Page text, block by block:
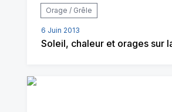
Orage / Grêle
6 Juin 2013
Soleil, chaleur et orages sur